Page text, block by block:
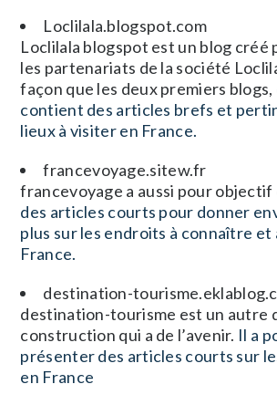
Loclilala.blogspot.com
Loclilala blogspot est un blog créé
les partenariats de la société
façon que les deux premiers blogs,
contient des articles brefs et
lieux à visiter en France.
francevoyage.sitew.fr
francevoyage a aussi pour
des articles courts pour donner
plus sur les endroits à connaître et
France.
destination-
destination-tourisme est un autre
construction qui a de l’avenir. Il a
présenter des articles courts sur
en France